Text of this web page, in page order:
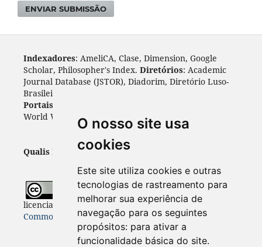
O nosso site usa
cookies
Este site utiliza cookies e outras
tecnologias de rastreamento para
melhorar sua experiência de
navegação para os seguintes
propósitos: para ativar a
funcionalidade básica do site.
ENVIAR SUBMISSÃO
Indexadores: AmeliCA, Clase, Dimension, Google
Scholar, Philosopher's Index. Diretórios: Academic
Journal Database (JSTOR), Diadorim, Diretório Luso-
Brasileiro, DOAJ, Journal 4 free, ROAD, Socol@ar.
Portais
World Wide Science.
: Cite Factor, OAJI.
Qualis Periódicos - Capes: A1
Todo o conteúdo desta revista está
licenciado sob aLicençaInternacional Creative
Commons 4.0 (CC BY 4.0)